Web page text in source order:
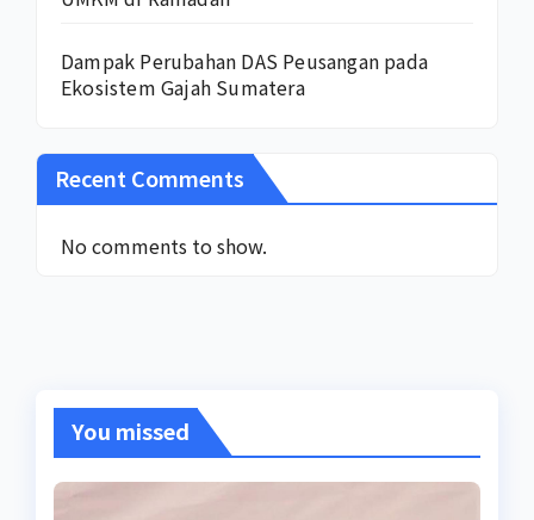
Dampak Perubahan DAS Peusangan pada
Ekosistem Gajah Sumatera
Recent Comments
No comments to show.
You missed